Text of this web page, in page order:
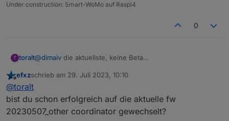
Under construction: Smart-WoMo auf Raspi4
0
T toralt@dimaiv die aktuellste, keine Beta
beiden anderen Firmwares ähnlich.
dem Coordinatorneustart klar.
Wie gesagt, was dafür der Grund ist, kann ich nicht
genauer erörtern. Bei mir hängen über 120 Geräte dran,
Offline
efxzschrieb am 29. Juli 2023, 10:10
zuletzt editiert von
@toralt
bist du schon erfolgreich auf die aktuelle fw
20230507_other coordinator gewechselt?